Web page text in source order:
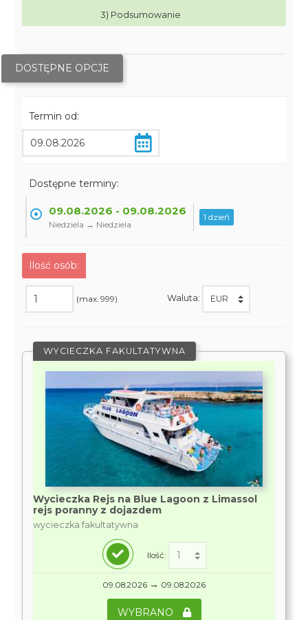
3) Podsumowanie
DOSTĘPNE OPCJE
Termin od:
Dostępne terminy:
09.08.2026 - 09.08.2026
Niedziela → Niedziela
1 dzień
Ilość osób:
(max. 999) Waluta:
WYCIECZKA FAKULTATYWNA
Wycieczka Rejs na Blue Lagoon z Limassol
rejs poranny z dojazdem
wycieczka fakultatywna
Ilość:
09.08.2026 → 09.08.2026
WYBRANO